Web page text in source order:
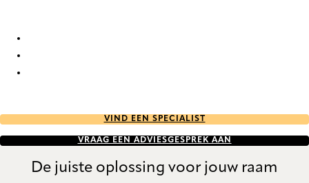
VIND EEN SPECIALIST
VRAAG EEN ADVIESGESPREK AAN
De juiste oplossing voor jouw raam